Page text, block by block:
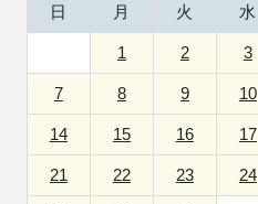
日 月 火 水
1 2 3
7 8 9 10
14 15 16 17
21 22 23 24